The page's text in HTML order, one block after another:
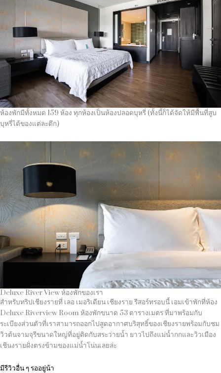
ห้องพักมีทั้งหมด 159 ห้อง ทุกห้องเป็นห้องปลอดบุหรี่ (ทั้งนี้ก็ได้จัดให้มีพื้นที่สูบ
บุหรี่ได้ของแต่ละตึก)
Deluxe River View ห้องพักของเรา
สำหรับทริปเชียงรายที่ เลอ เมอริเดียน เชียงราย รีสอร์ทรอบนี้ เอมเข้าพักที่ห้อง
Deluxe Riverview Room ห้องพักขนาด 53 ตารางเมตร ที่มาพร้อมกับ
ระเบียงส่วนตัวที่เราสามารถออกไปสูดอากาศบริสุทธิ์ของเชียงรายพร้อมกับชม
วิวต้นจามจุรีขนาดใหญ่ที่อยู่ติดกับสระว่ายน้ำ ยาวไปถึงแม่น้ำกกและวิวเมือง
เชีนงรายฝั่งตรงข้ามของแม่น้ำโน่นเลยล่ะ
มีรีวิวอื่น ๆ รออยู่น้า